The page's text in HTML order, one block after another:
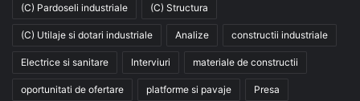
(C) Pardoseli industriale (C) Structura
(C) Utilaje si dotari industriale Analize constructii industriale
Electrice si sanitare Interviuri materiale de constructii
oportunitati de ofertare platforme si pavaje Presa